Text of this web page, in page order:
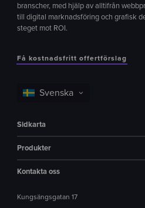
branscher, med hjälp av alltifrån
till digital marknadsföring och grafisk
steget mot ROI.
Få kostnadsfritt offertförslag
Sidkarta
Produkter
Kontakta oss
Kungsängsgatan 17